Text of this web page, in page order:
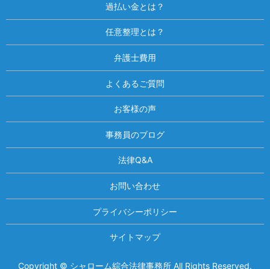
過払い金とは？
任意整理とは？
弁護士費用
よくあるご質問
お客様の声
事務員のブログ
法律Q&A
お問い合わせ
プライバシーポリシー
サイトマップ
Copyright © シャローム綜合法律事務所 All Rights Reserved.